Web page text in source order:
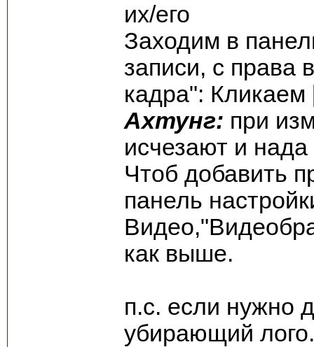
их/его
Заходим в
записи, с права
кадра":
Ахтунг: при
исчезают и
Чтоб добавить
панель
как выше.
п.с. если нужно
убирающий